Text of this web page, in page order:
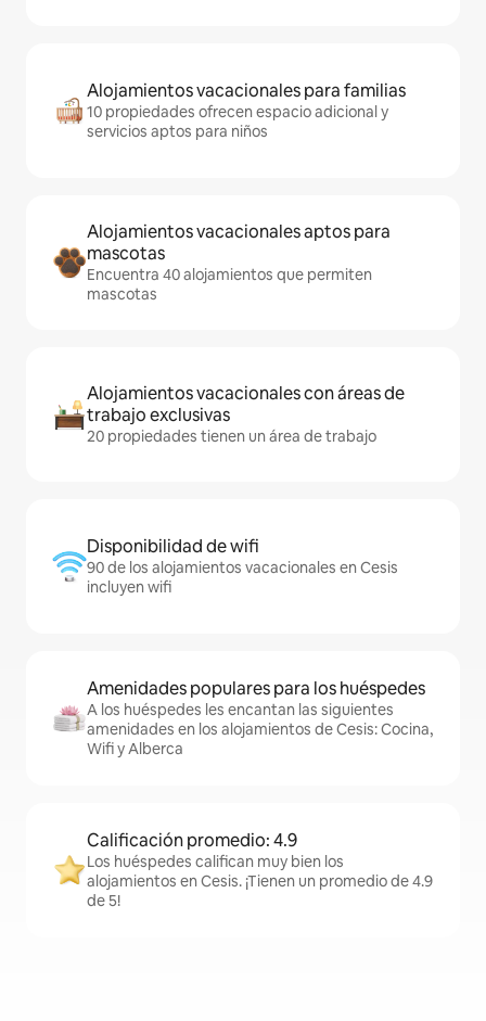
Alojamientos vacacionales para familias
10 propiedades ofrecen espacio adicional y
servicios aptos para niños
Alojamientos vacacionales aptos para
mascotas
Encuentra 40 alojamientos que permiten
mascotas
Alojamientos vacacionales con áreas de
trabajo exclusivas
20 propiedades tienen un área de trabajo
Disponibilidad de wifi
90 de los alojamientos vacacionales en Cesis
incluyen wifi
Amenidades populares para los huéspedes
A los huéspedes les encantan las siguientes
amenidades en los alojamientos de Cesis: Cocina,
Wifi y Alberca
Calificación promedio: 4.9
Los huéspedes califican muy bien los
alojamientos en Cesis. ¡Tienen un promedio de 4.9
de 5!